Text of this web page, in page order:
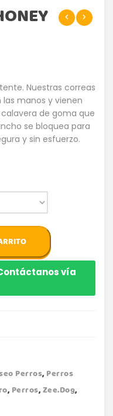
Nuestras correas
las manos y vienen
de goma que
se bloquea para
y sin esfuerzo.
vía
Perros, Perros
, Perros,Zee.dog,